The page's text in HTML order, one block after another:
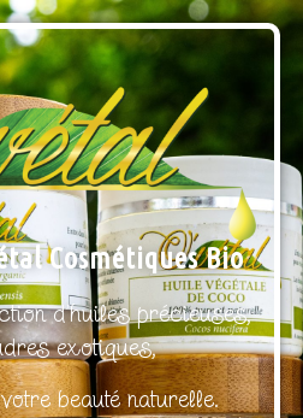
Cosmétiques Bio
d’huiles précieuses,
exotiques,
beauté naturelle.